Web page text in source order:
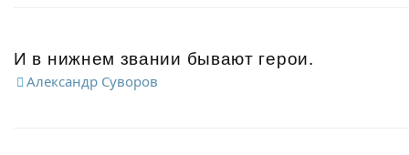
И в нижнем звании бывают герои.
Александр Суворов